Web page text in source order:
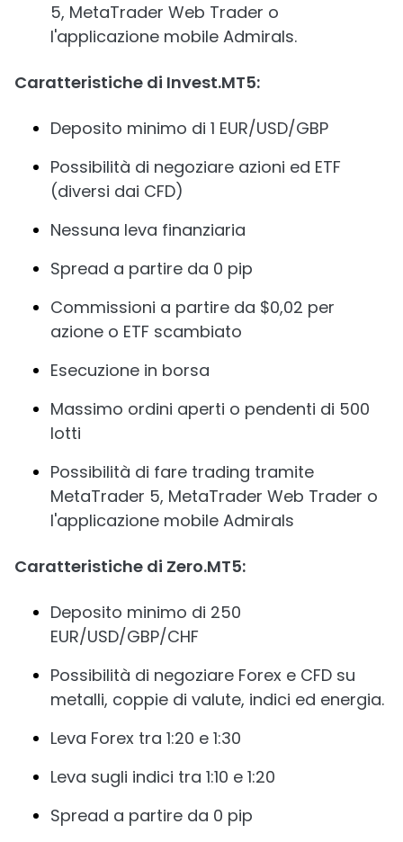
5, MetaTrader Web Trader o
l'applicazione mobile Admirals.
Caratteristiche di Invest.MT5:
Deposito minimo di 1 EUR/USD/GBP
Possibilità di negoziare azioni ed ETF
(diversi dai CFD)
Nessuna leva finanziaria
Spread a partire da 0 pip
Commissioni a partire da $0,02 per
azione o ETF scambiato
Esecuzione in borsa
Massimo ordini aperti o pendenti di 500
lotti
Possibilità di fare trading tramite
MetaTrader 5, MetaTrader Web Trader o
l'applicazione mobile Admirals
Caratteristiche di Zero.MT5:
Deposito minimo di 250
EUR/USD/GBP/CHF
Possibilità di negoziare Forex e CFD su
metalli, coppie di valute, indici ed energia.
Leva Forex tra 1:20 e 1:30
Leva sugli indici tra 1:10 e 1:20
Spread a partire da 0 pip